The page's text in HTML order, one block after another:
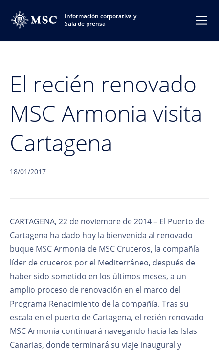
Información corporativa y
Sala de prensa
El recién renovado
MSC Armonia visita
Cartagena
18/01/2017
CARTAGENA, 22 de noviembre de 2014 – El Puerto de
Cartagena ha dado hoy la bienvenida al renovado
buque MSC Armonia de MSC Cruceros, la compañía
líder de cruceros por el Mediterráneo, después de
haber sido sometido en los últimos meses, a un
amplio proceso de renovación en el marco del
Programa Renacimiento de la compañía. Tras su
escala en el puerto de Cartagena, el recién renovado
MSC Armonia continuará navegando hacia las Islas
Canarias, donde terminará su viaje inaugural y